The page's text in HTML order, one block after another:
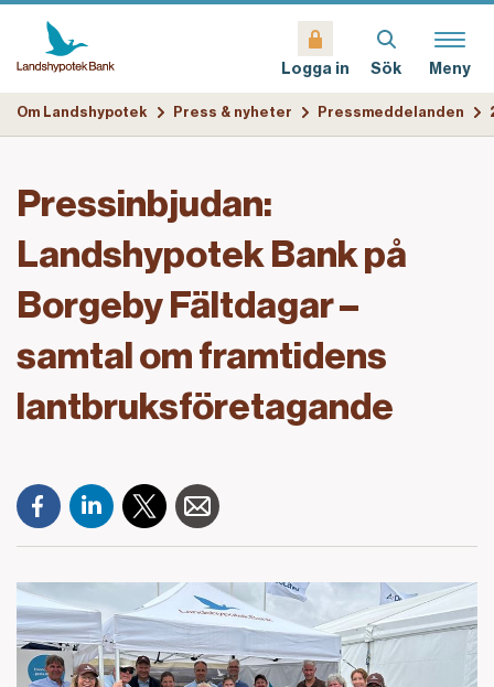
Logga in Sök Meny
Om Landshypotek Press & nyheter Pressmeddelanden
Pressinbjudan:
Landshypotek Bank på
Borgeby Fältdagar –
samtal om framtidens
lantbruksföretagande